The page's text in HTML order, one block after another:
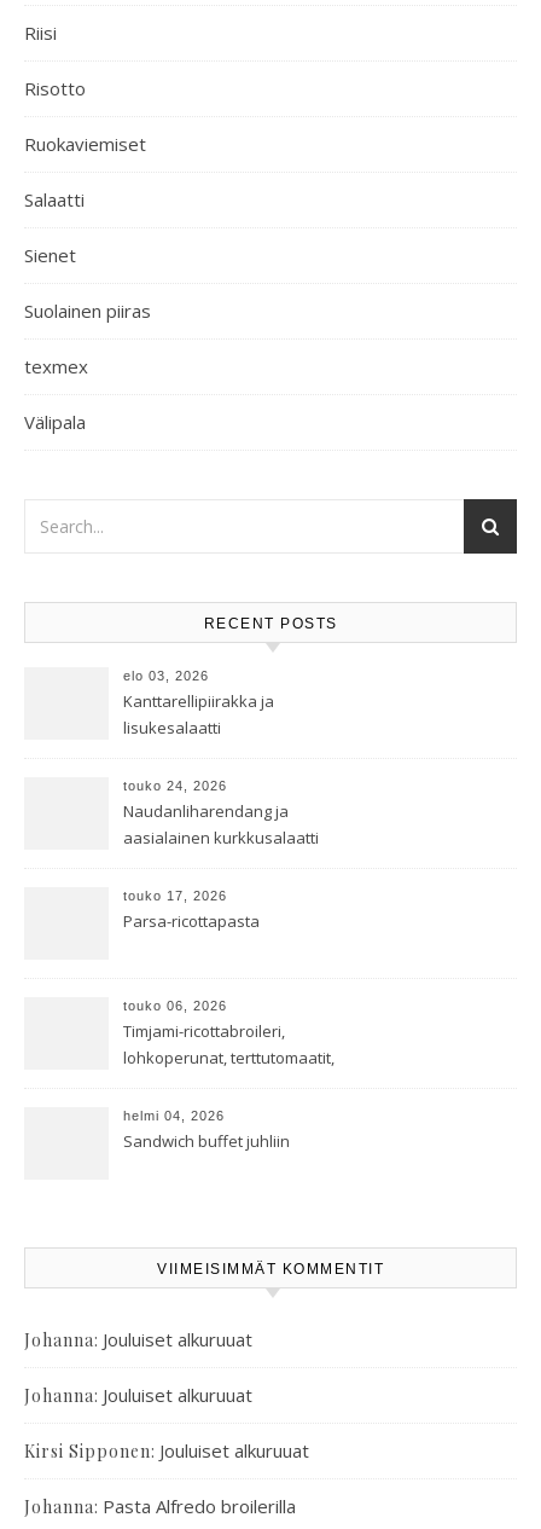
Riisi
Risotto
Ruokaviemiset
Salaatti
Sienet
Suolainen piiras
texmex
Välipala
RECENT POSTS
elo 03, 2026
Kanttarellipiirakka ja
lisukesalaatti
touko 24, 2026
Naudanliharendang ja
aasialainen kurkkusalaatti
touko 17, 2026
Parsa-ricottapasta
touko 06, 2026
Timjami-ricottabroileri,
lohkoperunat, terttutomaatit,
salaatti
helmi 04, 2026
Sandwich buffet juhliin
VIIMEISIMMÄT KOMMENTIT
Johanna: Jouluiset alkuruuat
Johanna: Jouluiset alkuruuat
Kirsi Sipponen: Jouluiset alkuruuat
Johanna: Pasta Alfredo broilerilla